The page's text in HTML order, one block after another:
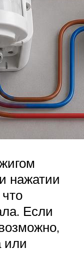
нажатии
Если
или